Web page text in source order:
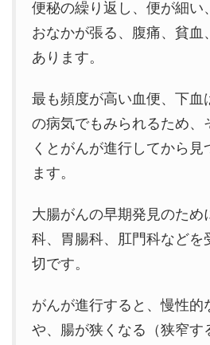
便秘の繰り返し、便が細い
おなかが張る、腹痛、貧血
あります。
最も頻度が高い血便、下血
の病気でもみられるため、
くとがんが進行してから見
ます。
大腸がんの早期発見のため
科、胃腸科、肛門科などを
切です。
がんが進行すると、慢性的
や、腸が狭くなる（狭窄す